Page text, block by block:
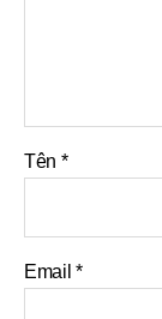
Tên *
Email*